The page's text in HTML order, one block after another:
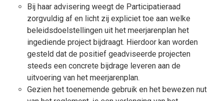
Bij haar advisering weegt de Participatieraad
zorgvuldig af en licht zij expliciet toe aan welke
beleidsdoelstellingen uit het meerjarenplan het
ingediende project bijdraagt. Hierdoor kan worden
gesteld dat de positief geadviseerde projecten
steeds een concrete bijdrage leveren aan de
uitvoering van het meerjarenplan.
Gezien het toenemende gebruik en het bewezen nut